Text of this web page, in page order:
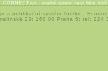
CONNECTion - snadné spojení mezi lidmi,
a publikační systém Toolkit -
23; 160 00 Praha 6; tel: 224